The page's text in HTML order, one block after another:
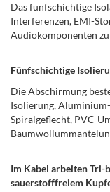
Das fünfschichtige
Interferenzen, EMI-
Audiokomponenten
Fünfschichtige
Die Abschirmung
Isolierung,
Spiralgeflecht, PVC-
Im Kabel arbeiten Tri-
sauerstofffreiem